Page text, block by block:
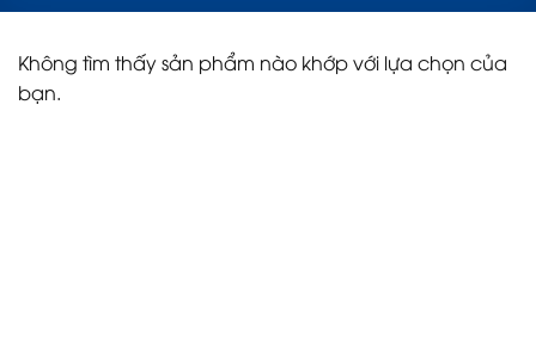
Không tìm thấy sản phẩm nào khớp với lựa chọn của
bạn.